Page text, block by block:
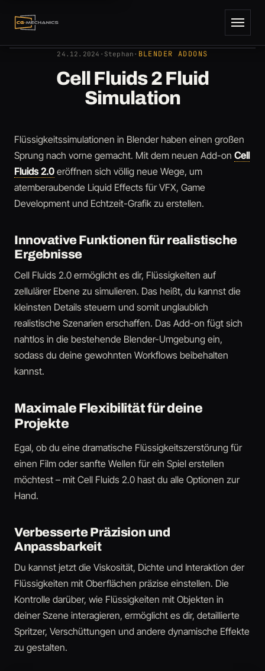
Stephan
24.12.2024 · Stephan · BLENDER ADDONS
Cell Fluids 2 Fluid
Simulation
Flüssigkeitssimulationen in Blender haben einen großen
Sprung nach vorne gemacht. Mit dem neuen Add-on Cell
Fluids 2.0 eröffnen sich völlig neue Wege, um
atemberaubende Liquid Effects für VFX, Game
Development und Echtzeit-Grafik zu erstellen.
Innovative Funktionen für realistische
Ergebnisse
Cell Fluids 2.0 ermöglicht es dir, Flüssigkeiten auf
zellulärer Ebene zu simulieren. Das heißt, du kannst die
kleinsten Details steuern und somit unglaublich
realistische Szenarien erschaffen. Das Add-on fügt sich
nahtlos in die bestehende Blender-Umgebung ein,
sodass du deine gewohnten Workflows beibehalten
kannst.
Maximale Flexibilität für deine
Projekte
Egal, ob du eine dramatische Flüssigkeitszerstörung für
einen Film oder sanfte Wellen für ein Spiel erstellen
möchtest – mit Cell Fluids 2.0 hast du alle Optionen zur
Hand.
Verbesserte Präzision und
Anpassbarkeit
Du kannst jetzt die Viskosität, Dichte und Interaktion der
Flüssigkeiten mit Oberflächen präzise einstellen. Die
Kontrolle darüber, wie Flüssigkeiten mit Objekten in
deiner Szene interagieren, ermöglicht es dir, detaillierte
Spritzer, Verschüttungen und andere dynamische Effekte
zu gestalten.